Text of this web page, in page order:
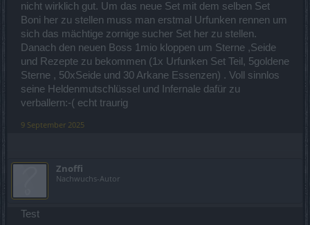
nicht wirklich gut. Um das neue Set mit dem selben Set
Boni her zu stellen muss man erstmal Urfunken rennen um
sich das mächtige zornige sucher Set her zu stellen.
Danach den neuen Boss 1mio kloppen um Sterne ,Seide
und Rezepte zu bekommen (1x Urfunken Set Teil, 5goldene
Sterne , 50xSeide und 30 Arkane Essenzen) . Voll sinnlos
seine Heldenmutschlüssel und Infernale dafür zu
verballern:-( echt traurig
9 September 2025
Znoffi
Nachwuchs-Autor
Test